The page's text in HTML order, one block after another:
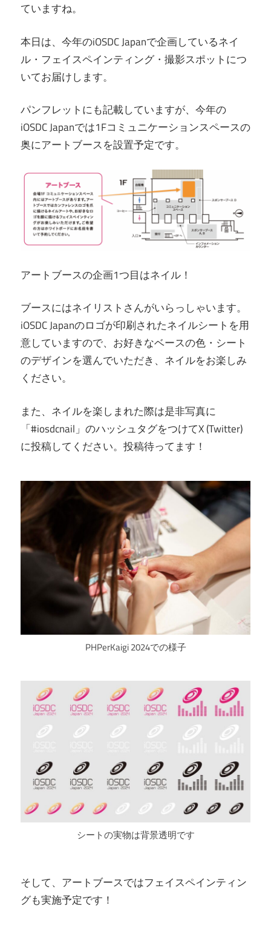
ていますね。
本日は、今年のiOSDC Japanで企画しているネイ
ル・フェイスペインティング・撮影スポットにつ
いてお届けします。
パンフレットにも記載していますが、今年の
iOSDC Japanでは1Fコミュニケーションスペースの
奥にアートブースを設置予定です。
アートブースの企画1つ目はネイル！
ブースにはネイリストさんがいらっしゃいます。
iOSDC Japanのロゴが印刷されたネイルシートを用
意していますので、お好きなベースの色・シート
のデザインを選んでいただき、ネイルをお楽しみ
ください。
また、ネイルを楽しまれた際は是非写真に
「#iosdcnail」のハッシュタグをつけてX (Twitter)
に投稿してください。投稿待ってます！
PHPerKaigi 2024での様子
シートの実物は背景透明です
そして、アートブースではフェイスペインティン
グも実施予定です！